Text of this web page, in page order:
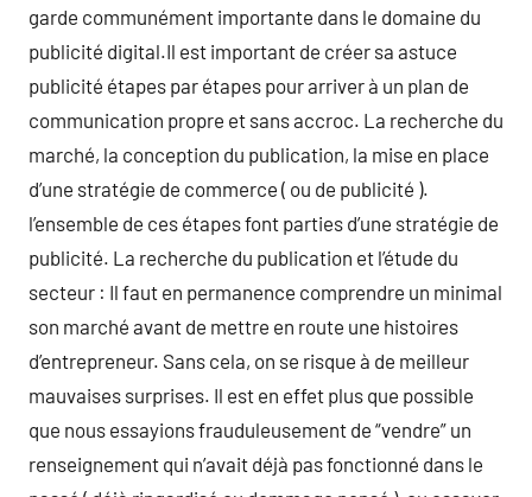
garde communément importante dans le domaine du
publicité digital.Il est important de créer sa astuce
publicité étapes par étapes pour arriver à un plan de
communication propre et sans accroc. La recherche du
marché, la conception du publication, la mise en place
d’une stratégie de commerce ( ou de publicité ).
l’ensemble de ces étapes font parties d’une stratégie de
publicité. La recherche du publication et l’étude du
secteur : Il faut en permanence comprendre un minimal
son marché avant de mettre en route une histoires
d’entrepreneur. Sans cela, on se risque à de meilleur
mauvaises surprises. Il est en effet plus que possible
que nous essayions frauduleusement de “vendre” un
renseignement qui n’avait déjà pas fonctionné dans le